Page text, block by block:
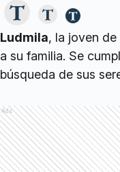
Ludmila, la joven
a su familia. Se
búsqueda de sus
Ads